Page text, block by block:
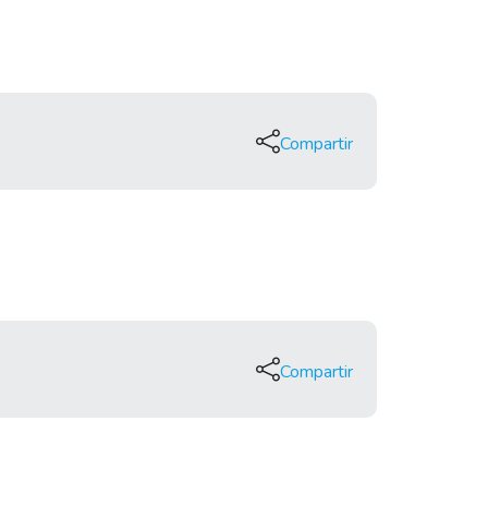
Compartir
Compartir